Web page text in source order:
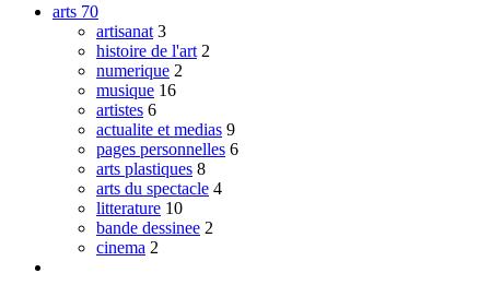
arts 70
artisanat 3
histoire de l'art 2
numerique 2
musique 16
artistes 6
actualite et medias 9
pages personnelles 6
arts plastiques 8
arts du spectacle 4
litterature 10
bande dessinee 2
cinema 2